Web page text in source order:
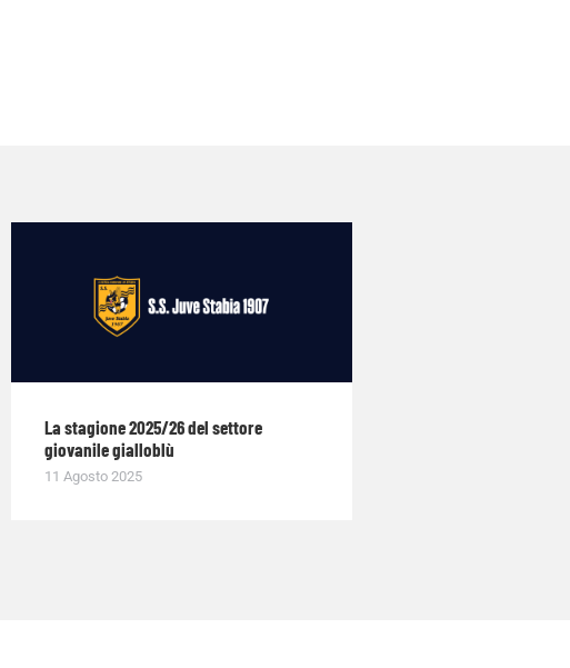
La stagione 2025/26 del settore
giovanile gialloblù
11 Agosto 2025